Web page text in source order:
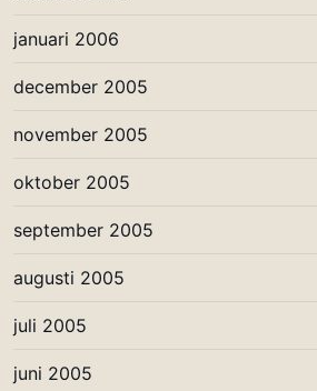
januari 2006
december 2005
november 2005
oktober 2005
september 2005
augusti 2005
juli 2005
juni 2005